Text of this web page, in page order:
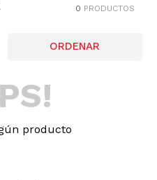
0 PRODUCTOS
producto